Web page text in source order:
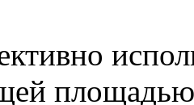
площадью